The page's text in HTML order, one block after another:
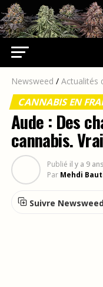
Newsweed / Actualités
CANNABIS EN
Aude : Des
cannabis.
Publié il y a 9 ans
Par Mehdi
Suivre